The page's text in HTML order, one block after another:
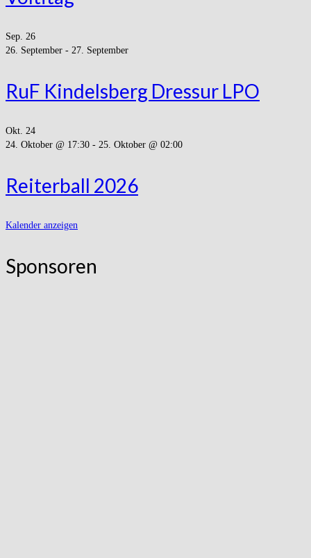
Sep. 26
26. September - 27. September
RuF Kindelsberg Dressur LPO
Okt. 24
24. Oktober @ 17:30 - 25. Oktober @ 02:00
Reiterball 2026
Kalender anzeigen
Sponsoren